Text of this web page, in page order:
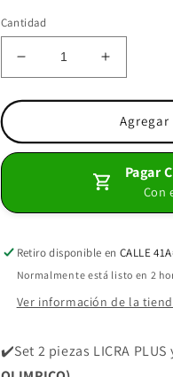
Cantidad
Reducir
cantidad
para
TALLA
PLUS
PIEZAS
VINOTINTO
MANCHAS
Aumentar
cantidad
para
TALLA
PLUS
SET
2
PIEZAS
Pagar
Con
Retiro disponible en CALLE
Normalmente está listo en 2
Ver información de la
✔️Set 2 piezas LICRA PLUS